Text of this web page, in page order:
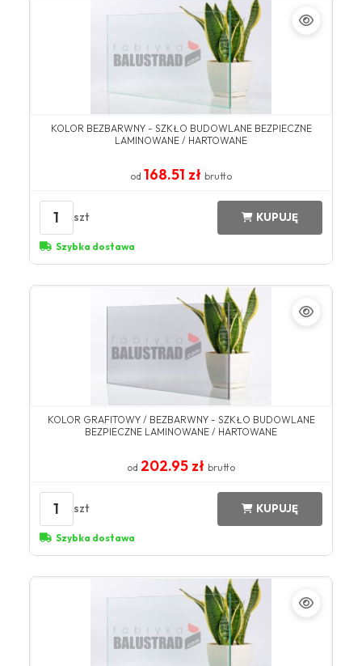
KOLOR BEZBARWNY​ - SZKŁO BUDOWLANE BEZPIECZNE
LAMINOWANE / HARTOWANE​​
od 168.51 zł brutto
1 szt KUPUJĘ
Szybka dostawa
KOLOR GRAFITOWY / BEZBARWNY - SZKŁO BUDOWLANE
BEZPIECZNE LAMINOWANE / HARTOWANE
od 202.95 zł brutto
1 szt KUPUJĘ
Szybka dostawa